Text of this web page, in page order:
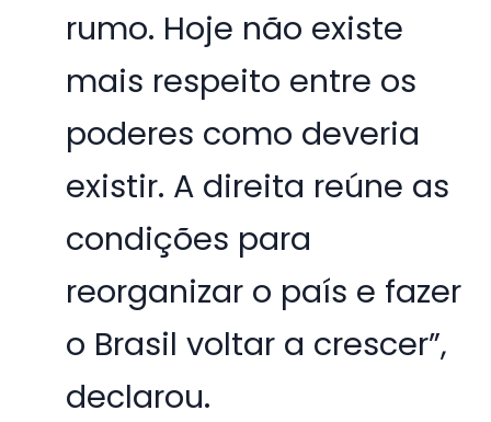
rumo. Hoje não existe
mais respeito entre os
poderes como deveria
existir. A direita reúne as
condições para
reorganizar o país e fazer
o Brasil voltar a crescer”,
declarou.